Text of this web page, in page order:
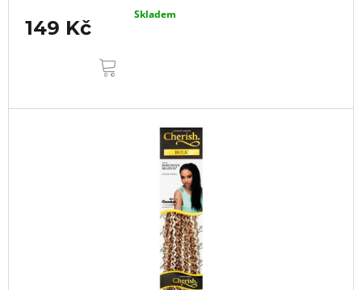
149 Kč
Skladem